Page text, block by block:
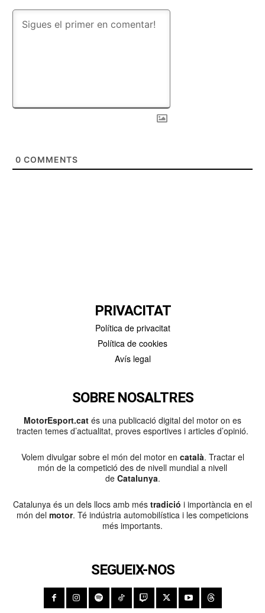
0 COMMENTS
PRIVACITAT
Política de privacitat
Política de cookies
Avís legal
SOBRE NOSALTRES
MotorEsport.cat és una publicació digital del motor on es
tracten temes d’actualitat, proves esportives i articles d’opinió.
Volem divulgar sobre el món del motor en català. Tractar el
món de la competició des de nivell mundial a nivell
de Catalunya.
Catalunya és un dels llocs amb més tradició i importància en el
món del motor. Té indústria automobilística i les competicions
més importants.
SEGUEIX-NOS